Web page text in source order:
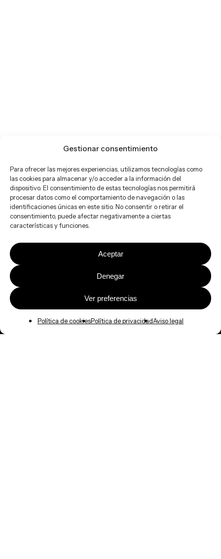
Gestionar consentimiento
Para ofrecer las mejores experiencias, utilizamos tecnologías como
las cookies para almacenar y/o acceder a la información del
dispositivo. El consentimiento de estas tecnologías nos permitirá
procesar datos como el comportamiento de navegación o las
identificaciones únicas en este sitio. No consentir o retirar el
consentimiento, puede afectar negativamente a ciertas
características y funciones.
Aceptar
Denegar
Ver preferencias
Política de cookiesPolítica de privacidadAviso legal